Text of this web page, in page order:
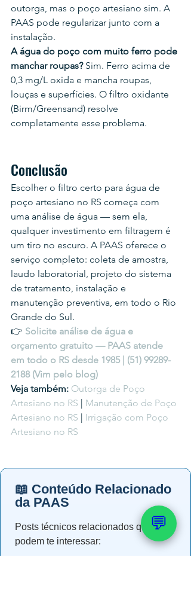
outorga, mas o poço artesiano sim. A
PAAS pode regularizar junto com a
instalação.
A água do poço com muito ferro pode
manchar roupas? Sim. Ferro acima de
0,3 mg/L oxida e mancha roupas,
louças e superfícies. O filtro oxidante
(Birm/Greensand) resolve
completamente esse problema.
Conclusão
Escolher o filtro certo para água de
poço artesiano no RS começa com
uma análise de água — sem ela,
qualquer investimento em filtragem é
um tiro no escuro. A PAAS oferece o
serviço completo: coleta de amostra,
laudo laboratorial, projeto do sistema
de tratamento, instalação e
manutenção preventiva, em todo o Rio
Grande do Sul.
👉 Solicite análise de água e
orçamento gratuito — PAAS atende
em todo o RS desde 1985 | (51) 99289-
2188 (Vim pelo blog)
Veja também: Outorga de Poço
Artesiano no RS | Manutenção de Poço
Artesiano no RS | Irrigação com Poço
Artesiano no RS
📖 Conteúdo Relacionado
da PAAS
Posts técnicos relacionados que
podem te interessar:
💬